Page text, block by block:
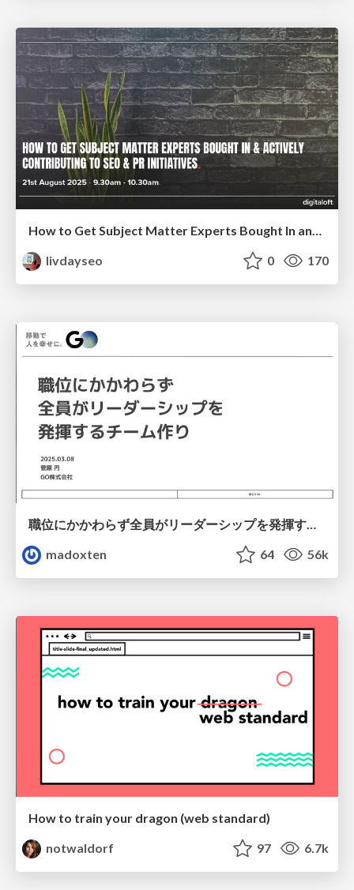
livdayseo
0 170
職位にかかわらず全員がリーダーシップを発揮するチーム作り / Building a team where everyone can demonstrate leadership regardless of position
madoxten
64 56k
How to train your dragon (web standard)
notwaldorf
97 6.7k